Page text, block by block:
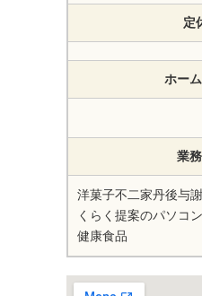
定
ホー
業
洋菓子不二家丹後与
くらく提案のパソコ
健康食品